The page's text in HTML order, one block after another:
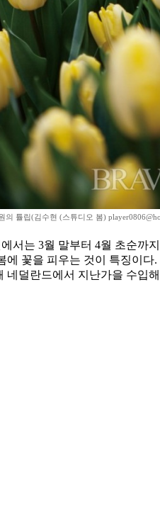
의 튤립(김수현 (스튜디오 봄)
서는 3월 말부터 4월 초순
꽃을 피우는 것이 특징이
덜란드에서 지난가을 수입